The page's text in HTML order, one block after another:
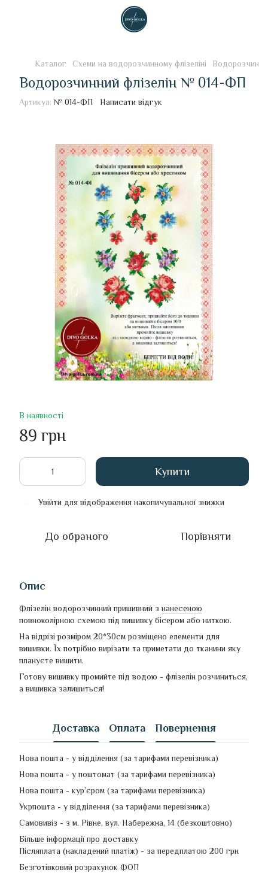
Каталог Схеми на водорозчинному флізеліні
Водорозчинний флізелін № 014-ФП
Артикул: № 014-ФП Написати відгук
В наявності
89 грн
Купити
Увійти для відображення накопичувальної знижки
До обраного Порівняти
Опис
Флізелін водорозчинний пришивний знанесеною
повноколірною схемою під вишивку бісером або ниткою.
На відрізі розміром 20*30см розміщено елементи для
вишивки. Їх потрібно вирізати та приметати до тканини яку
плануєте вишити.
Готову вишивку промийте під водою - флізелін розчиниться,
а вишивка залишиться!
Доставка Оплата Повернення
Нова пошта - у відділення (за тарифами перевізника)
Нова пошта - у поштомат (за тарифами перевізника)
Нова пошта - кур’єром (за тарифами перевізника)
Укрпошта - у відділення (за тарифами перевізника)
Самовивіз - з м. Рівне, вул. Набережна, 14 (безкоштовно)
Більше інформації про доставку
Післяплата (накладений платіж) - за передплатою 200 грн
Безготівковий розрахунок ФОП